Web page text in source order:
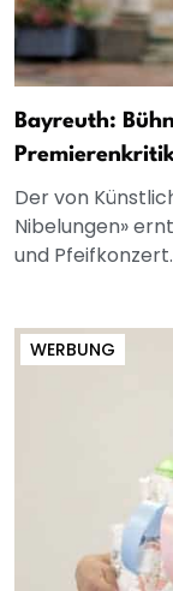
Bayreuth:
Der von
Nibelungen»
und
WERBUNG